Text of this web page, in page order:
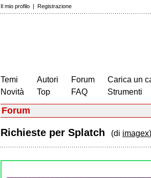
Il mio profilo | Registrazione
Temi
Novità
Autori
Top
Forum
FAQ
Carica un
Strumenti
Forum
Richieste per Splatch (di imagex)